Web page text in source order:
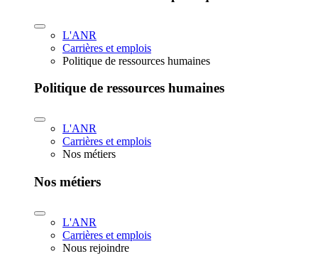
L'ANR
Carrières et emplois
Politique de ressources humaines
Politique de ressources humaines
L'ANR
Carrières et emplois
Nos métiers
Nos métiers
L'ANR
Carrières et emplois
Nous rejoindre